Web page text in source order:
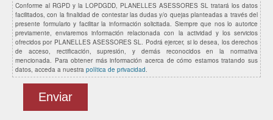
Conforme al RGPD y la LOPDGDD, PLANELLES ASESSORES SL tratará los datos
facilitados, con la finalidad de contestar las dudas y/o quejas planteadas a través del
presente formulario y facilitar la información solicitada. Siempre que nos lo autorice
previamente, enviaremos información relacionada con la actividad y los servicios
ofrecidos por PLANELLES ASESSORES SL. Podrá ejercer, si lo desea, los derechos
de acceso, rectificación, supresión, y demás reconocidos en la normativa
mencionada. Para obtener más información acerca de cómo estamos tratando sus
datos, acceda a nuestra política de privacidad